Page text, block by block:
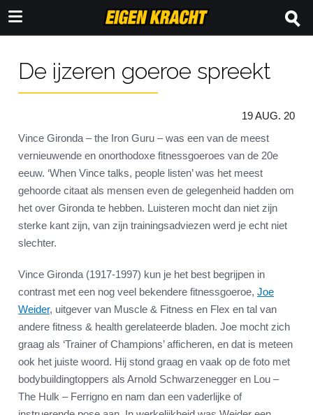
De ijzeren goeroe spreekt
19 AUG. 20
Vince Gironda – the Iron Guru – was een van de meest
vernieuwende en onorthodoxe fitnessgoeroes van de 20e
eeuw. ‘When Vince talks, people listen’ was het meest
gehoorde citaat als mensen even de gelegenheid hadden om
het over Gironda te hebben. Luisteren mocht dan niet zijn
sterke kant zijn, van zijn trainingsadviezen werd je echt niet
slechter.
Vince Gironda (1917-1997) kun je het best begrijpen in
contrast met een nog veel bekendere fitnessgoeroe, Joe
Weider, uitgever van Muscle & Fitness en Flex en tal van
andere fitness & health gerelateerde bladen. Joe mocht zich
graag als ‘Trainer of Champions’ afficheren, en dat is meteen
ook het juiste woord. Hij stond graag en vaak op de foto met
bodybuildingtoppers als Arnold Schwarzenegger en Lou –
The Hulk – Ferrigno en nam dan een vaderlijke of